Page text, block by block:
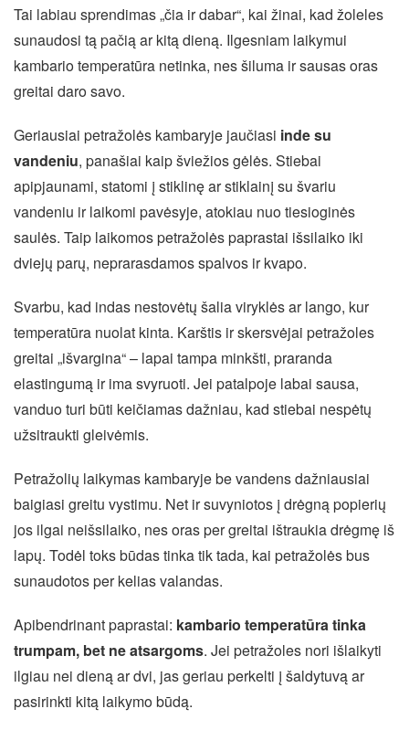
Tai labiau sprendimas „čia ir dabar“, kai žinai, kad žoleles
sunaudosi tą pačią ar kitą dieną. Ilgesniam laikymui
kambario temperatūra netinka, nes šiluma ir sausas oras
greitai daro savo.
Geriausiai petražolės kambaryje jaučiasi inde su
vandeniu, panašiai kaip šviežios gėlės. Stiebai
apipjaunami, statomi į stiklinę ar stiklainį su švariu
vandeniu ir laikomi pavėsyje, atokiau nuo tiesioginės
saulės. Taip laikomos petražolės paprastai išsilaiko iki
dviejų parų, neprarasdamos spalvos ir kvapo.
Svarbu, kad indas nestovėtų šalia viryklės ar lango, kur
temperatūra nuolat kinta. Karštis ir skersvėjai petražoles
greitai „išvargina“ – lapai tampa minkšti, praranda
elastingumą ir ima svyruoti. Jei patalpoje labai sausa,
vanduo turi būti keičiamas dažniau, kad stiebai nespėtų
užsitraukti gleivėmis.
Petražolių laikymas kambaryje be vandens dažniausiai
baigiasi greitu vystimu. Net ir suvyniotos į drėgną popierių
jos ilgai neišsilaiko, nes oras per greitai ištraukia drėgmę iš
lapų. Todėl toks būdas tinka tik tada, kai petražolės bus
sunaudotos per kelias valandas.
Apibendrinant paprastai: kambario temperatūra tinka
trumpam, bet ne atsargoms. Jei petražoles nori išlaikyti
ilgiau nei dieną ar dvi, jas geriau perkelti į šaldytuvą ar
pasirinkti kitą laikymo būdą.